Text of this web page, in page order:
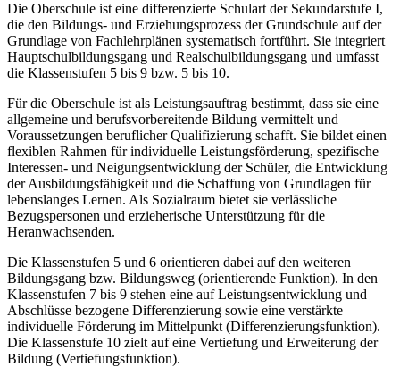
Die Oberschule ist eine differenzierte Schulart der Sekundarstufe I,
die den Bildungs- und Erziehungsprozess der Grundschule auf der
Grundlage von Fachlehrplänen systematisch fortführt. Sie integriert
Hauptschulbildungsgang und Realschulbildungsgang und umfasst
die Klassenstufen 5 bis 9 bzw. 5 bis 10.
Für die Oberschule ist als Leistungsauftrag bestimmt, dass sie eine
allgemeine und berufsvorbereitende Bildung vermittelt und
Voraussetzungen beruflicher Qualifizierung schafft. Sie bildet einen
flexiblen Rahmen für individuelle Leistungsförderung, spezifische
Interessen- und Neigungsentwicklung der Schüler, die Entwicklung
der Ausbildungsfähigkeit und die Schaffung von Grundlagen für
lebenslanges Lernen. Als Sozialraum bietet sie verlässliche
Bezugspersonen und erzieherische Unterstützung für die
Heranwachsenden.
Die Klassenstufen 5 und 6 orientieren dabei auf den weiteren
Bildungsgang bzw. Bildungsweg (orientierende Funktion). In den
Klassenstufen 7 bis 9 stehen eine auf Leistungsentwicklung und
Abschlüsse bezogene Differenzierung sowie eine verstärkte
individuelle Förderung im Mittelpunkt (Differenzierungsfunktion).
Die Klassenstufe 10 zielt auf eine Vertiefung und Erweiterung der
Bildung (Vertiefungsfunktion).